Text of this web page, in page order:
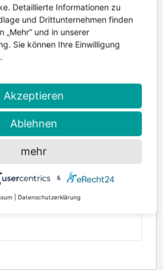
2 Minuten
Sicht? Welche
bei der
Antworten auf diese Fragen
Detaillierte Informationen zu
und Drittunternehmen finden
„Mehr“ und in unserer
Sie können Ihre Einwilligung
Akzeptieren
Ablehnen
mehr
&
Datenschutzerklärung